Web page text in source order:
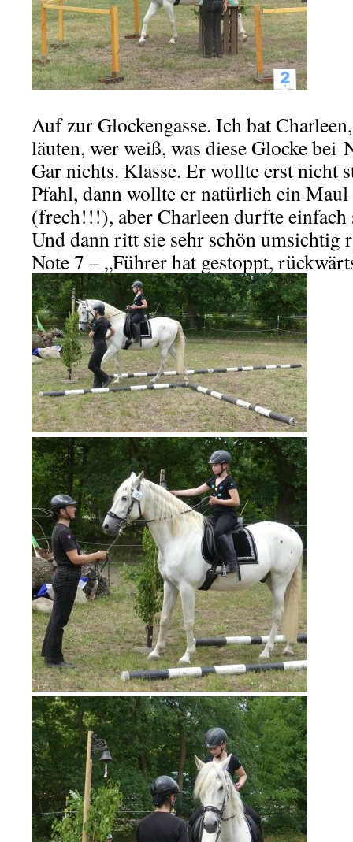
Auf zur Glockengasse. Ich bat
läuten, wer weiß, was diese Glocke
Gar nichts. Klasse. Er wollte erst nicht
Pfahl, dann wollte er natürlich ein
(frech!!!), aber Charleen durfte
Und dann ritt sie sehr schön umsichtig
Note 7 – „Führer hat gestoppt,